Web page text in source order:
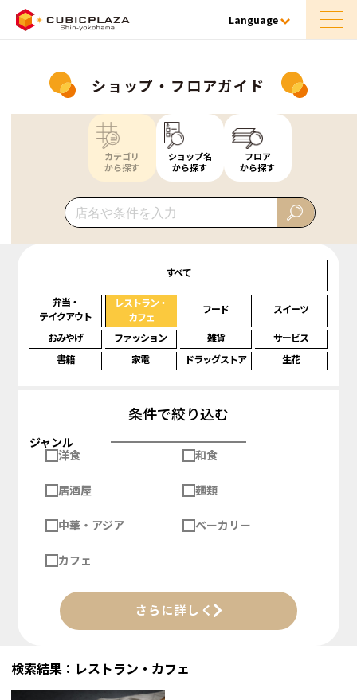
Language
ショップ・フロアガイド
カテゴリ
から探す
ショップ名
から探す
フロア
から探す
すべて
弁当・
テイクアウト
レストラン・
カフェ
フード スイーツ
おみやげ ファッション 雑貨
サービス
書籍
家電 ドラッグストア 生花
条件で絞り込む
ジャンル
洋食
和食
居酒屋 麺類
中華・アジア ベーカリー
カフェ
さらに詳しく
検索結果：レストラン・カフェ